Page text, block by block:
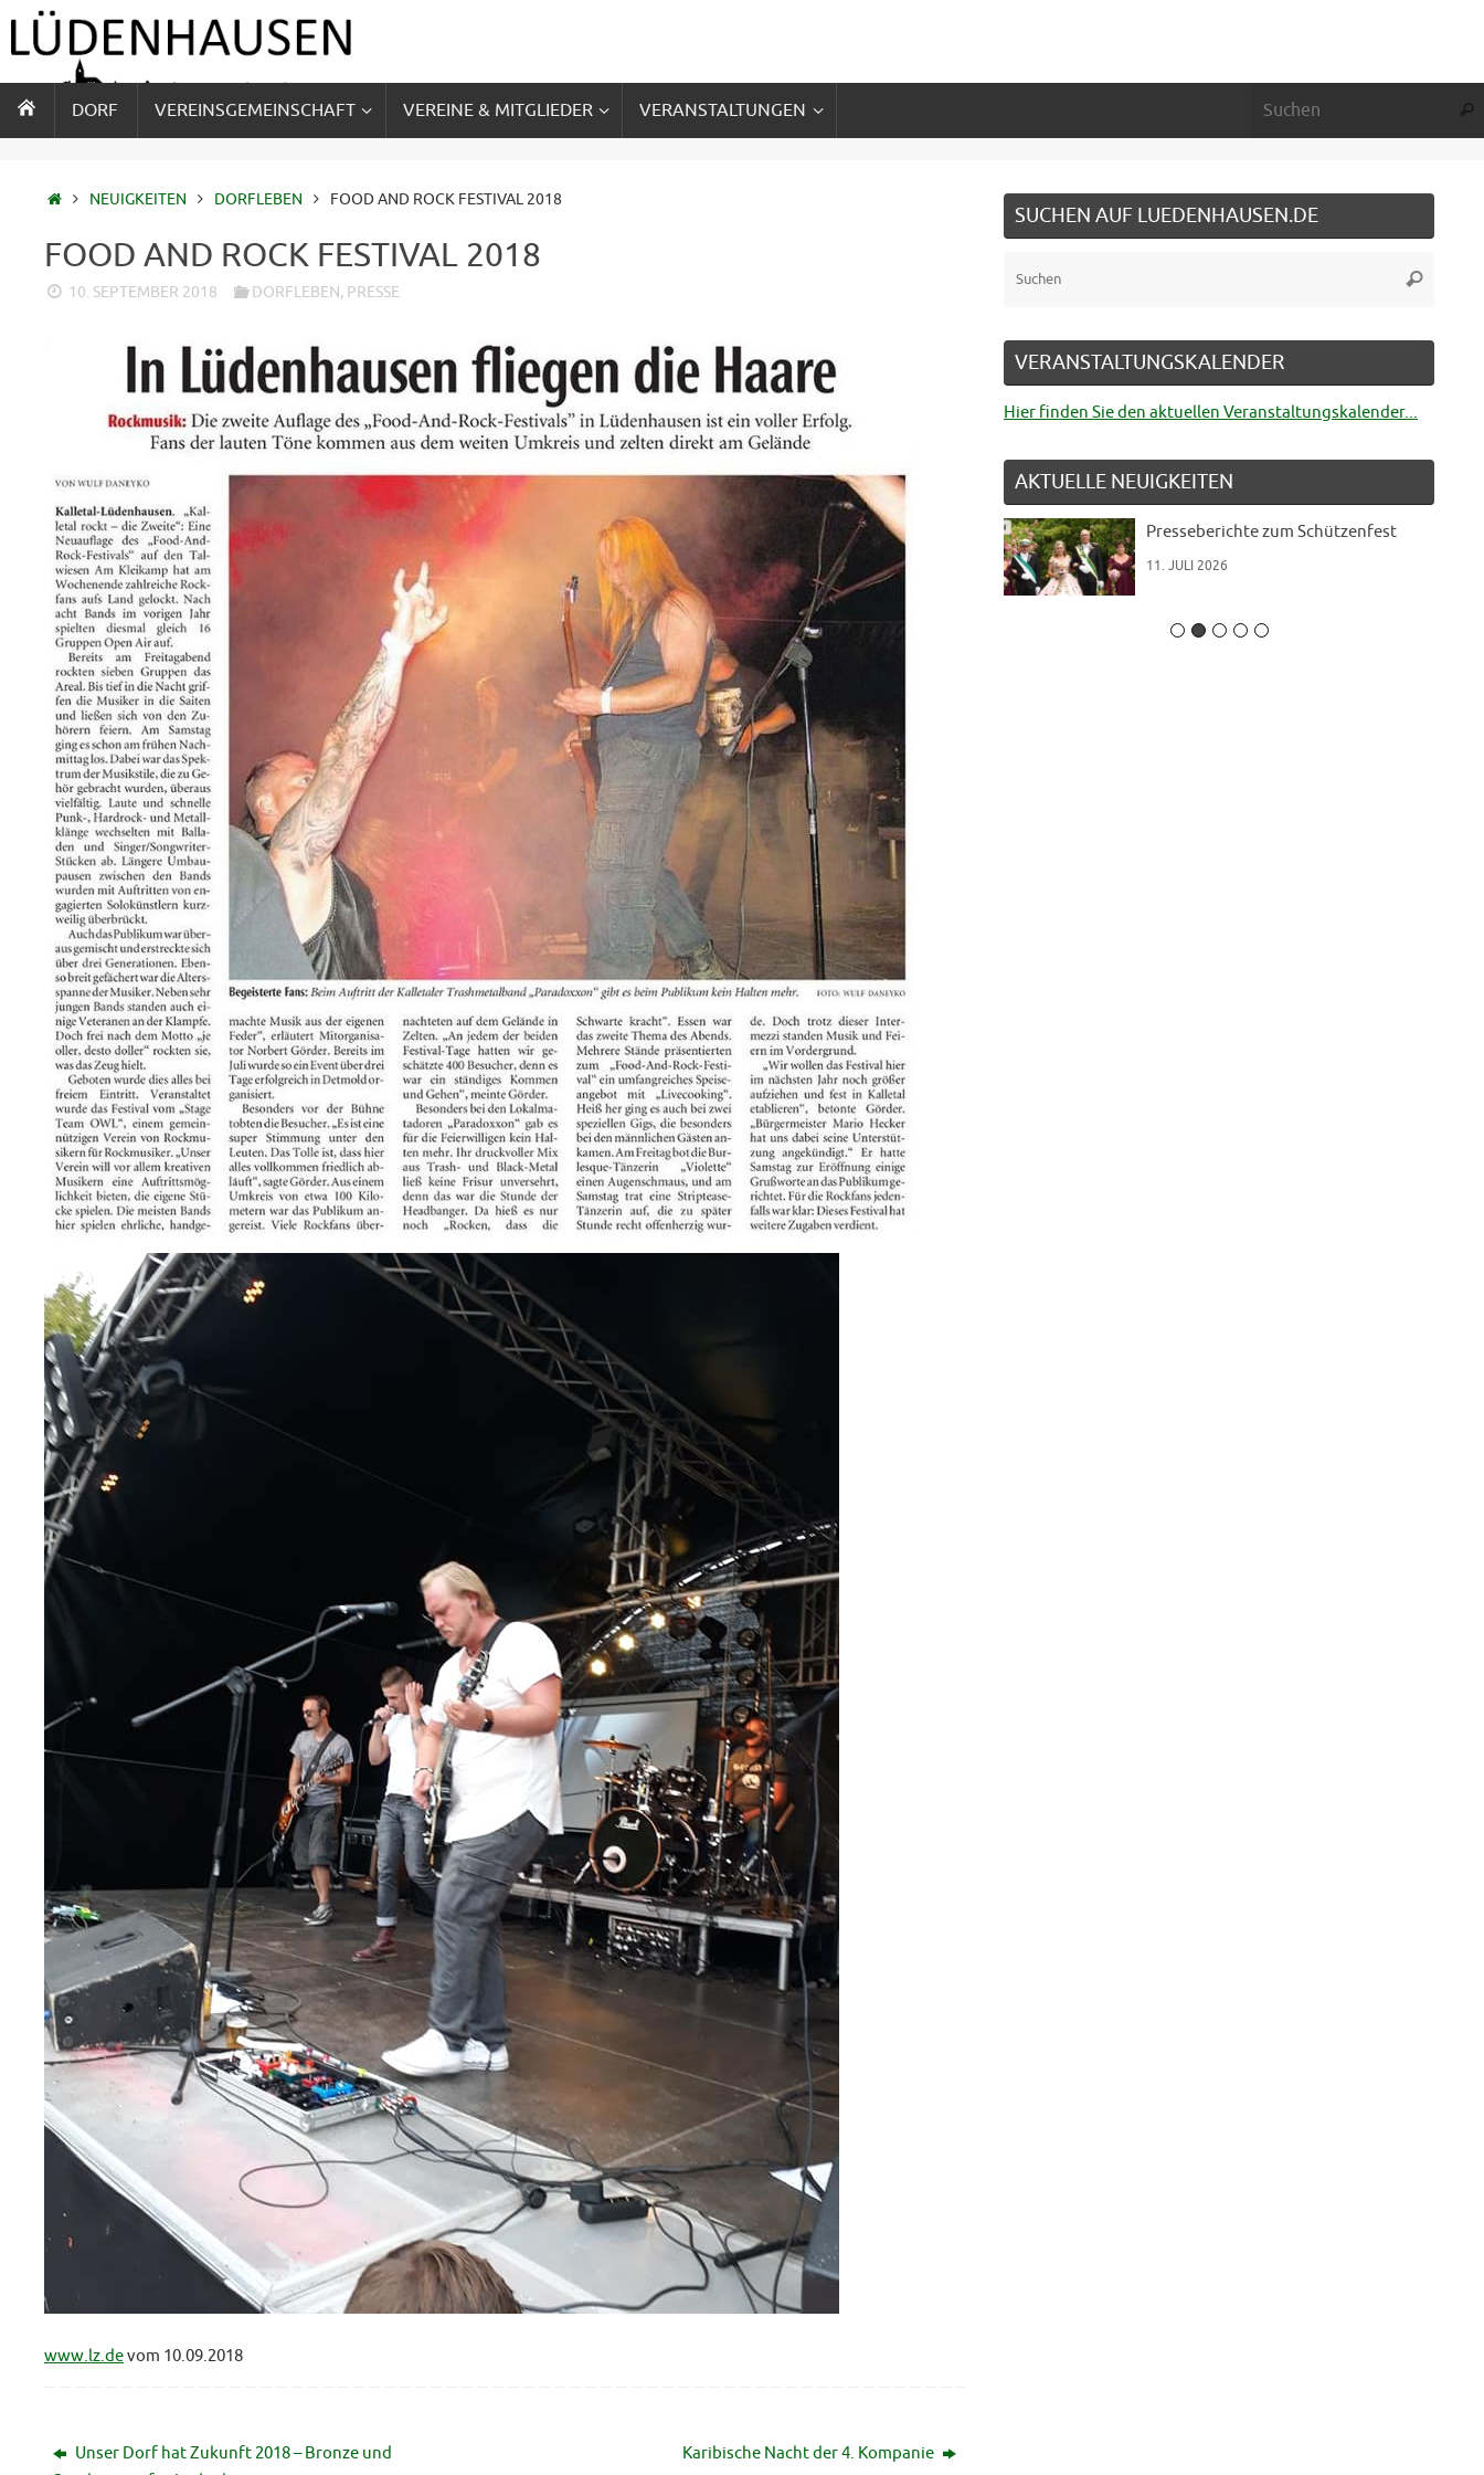
Inhalt
INHALT
SPRINGEN
DORF VEREINSGEMEINSCHAFT VEREINE & MITGLIEDER VERANSTALTUNGEN
STARTSEITE
NEUIGKEITEN DORFLEBEN FOOD AND ROCK FESTIVAL 2018
FOOD AND ROCK FESTIVAL 2018
10. SEPTEMBER 2018 DORFLEBEN, PRESSE
www.lz.devom 10.09.2018
Unser Dorf hat Zukunft 2018 – Bronze und
Karibische Nacht der 4. Kompanie
SUCHEN AUF LUEDENHAUSEN.DE
Suchen
VERANSTALTUNGSKALENDER
Hier finden Sie den aktuellen Veranstaltungskalender...
AKTUELLE NEUIGKEITEN
Schützenfest Lüdenhausen 2026 Volle Kirche beim „Abba-Gottesdienst“
30. JULI 2026
Presseberichte zum Schützenfest
11. JULI 2026